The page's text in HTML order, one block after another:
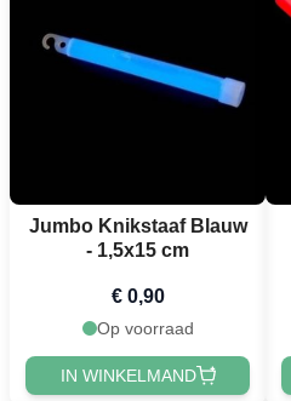
Jumbo Knikstaaf Blauw
- 1,5x15 cm
€ 0,90
Op voorraad
IN WINKELMAND